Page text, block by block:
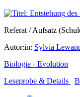
Referat / Aufsatz
Autor:in: Sylvia
Biologie - Evolution
Leseprobe & Details